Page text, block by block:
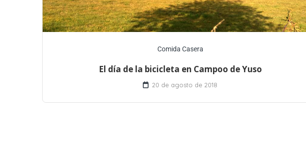
Comida Casera
El día de la bicicleta en Campoo de Yuso
20 de agosto de 2018